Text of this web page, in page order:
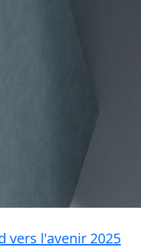
vers l'avenir 2025